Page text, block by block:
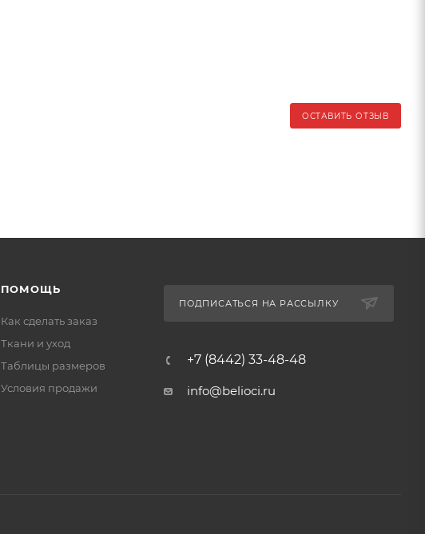
ОСТАВИТЬ ОТЗЫВ
ПОМОЩЬ
Как сделать заказ
Ткани и уход
Таблицы размеров
Условия продажи
ПОДПИСАТЬСЯ НА РАССЫЛКУ
+7 (8442) 33-48-48
info@belioci.ru